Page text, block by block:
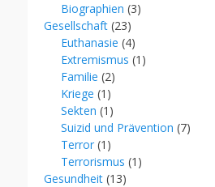
Biographien (3)
Gesellschaft (23)
Euthanasie (4)
Extremismus (1)
Familie (2)
Kriege (1)
Sekten (1)
Suizid und Prävention (7)
Terror (1)
Terrorismus (1)
Gesundheit (13)